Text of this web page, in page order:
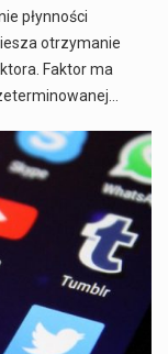
płynności
otrzymanie
Faktor ma